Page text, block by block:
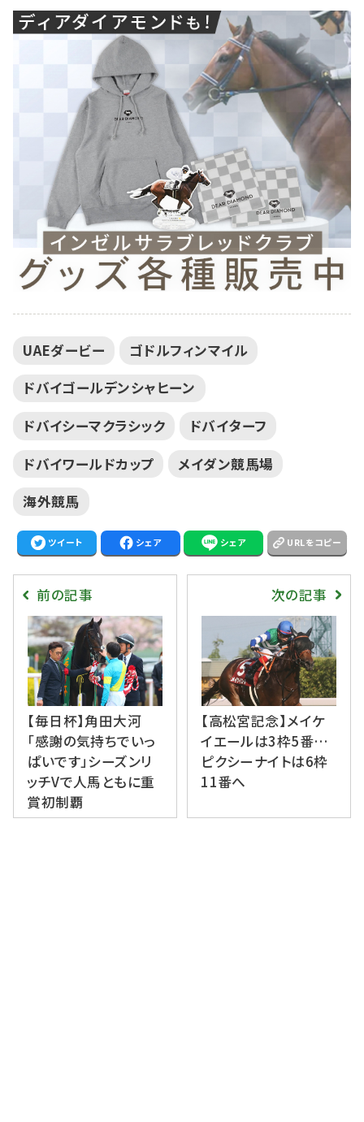
レース・ドバイワールドカップ（G1・ダ2000m）までの6競
走で出走。 昨日発表された昨年のダービー馬・...
UAEダービー
ゴドルフィンマイル
ドバイゴールデンシャヒーン
ドバイシーマクラシック
ドバイターフ
ドバイワールドカップ
メイダン競馬場
海外競馬
ツイート シェア シェア URLをコピー
前の記事
【毎日杯】角田大河
「感謝の気持ちでいっ
ぱいです」シーズンリ
ッチVで人馬ともに重
賞初制覇
次の記事
【高松宮記念】メイケ
イエールは3枠5番…
ピクシーナイトは6枠
11番へ